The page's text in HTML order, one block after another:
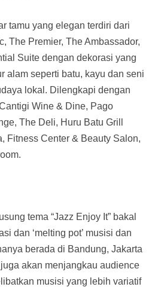
tamu yang elegan terdiri dari
The Premier, The Ambassador,
Suite dengan dekorasi yang
alam seperti batu, kayu dan seni
lokal. Dilengkapi dengan
Wine & Dine, Pago
The Deli, Huru Batu Grill
Fitness Center & Beauty Salon,
tema “Jazz Enjoy It” bakal
dan ‘melting pot’ musisi dan
berada di Bandung, Jakarta
akan menjangkau audience
musisi yang lebih variatif